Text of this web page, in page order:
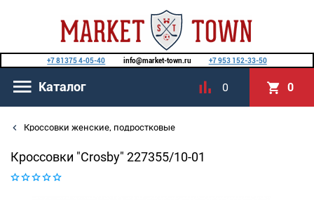
+7 81375 4-05-40 info@market-town.ru +7 953 152-33-50
Каталог 0 0
Кроссовки женские, подростковые
Кроссовки "Crosby" 227355/10-01